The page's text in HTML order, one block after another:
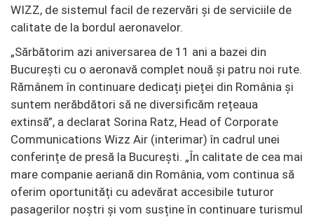
WIZZ, de sistemul facil de rezervări și de serviciile de
calitate de la bordul aeronavelor.
„Sărbătorim azi aniversarea de 11 ani a bazei din
București cu o aeronavă complet nouă și patru noi rute.
Rămânem în continuare dedicați pieței din România și
suntem nerăbdători să ne diversificăm rețeaua
extinsă”, a declarat Sorina Ratz, Head of Corporate
Communications Wizz Air (interimar) în cadrul unei
conferințe de presă la București. „În calitate de cea mai
mare companie aeriană din România, vom continua să
oferim oportunități cu adevărat accesibile tuturor
pasagerilor noștri și vom susține în continuare turismul